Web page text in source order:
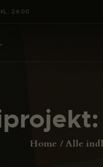
24:00
Home Alle
OM